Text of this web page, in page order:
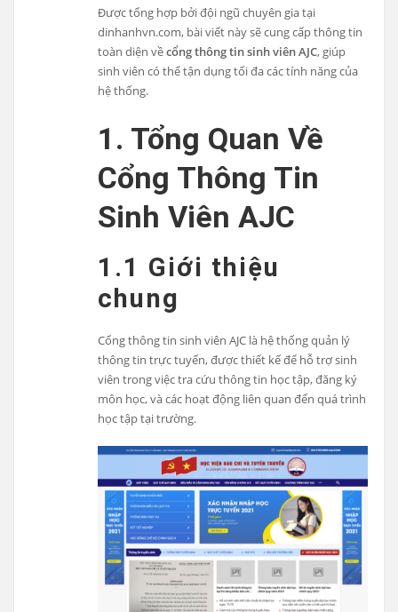
Được tổng hợp bởi đội ngũ chuyên gia tại
dinhanhvn.com, bài viết này sẽ cung cấp thông tin
toàn diện vềcổng thông tin sinh viên AJC, giúp
sinh viên có thể tận dụng tối đa các tính năng của
hệ thống.
1. Tổng Quan Về
Cổng Thông Tin
Sinh Viên AJC
1.1 Giới thiệu
chung
Cổng thông tin sinh viên AJC là hệ thống quản lý
thông tin trực tuyến, được thiết kế để hỗ trợ sinh
viên trong việc tra cứu thông tin học tập, đăng ký
môn học, và các hoạt động liên quan đến quá trình
học tập tại trường.